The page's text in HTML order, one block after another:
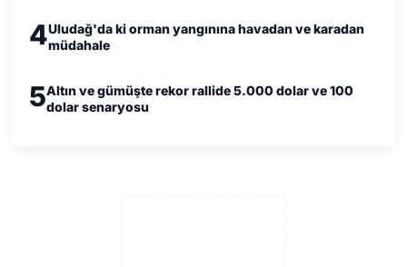
4Uludağ'da ki orman yangınına havadan ve karadan
müdahale
5Altın ve gümüşte rekor rallide 5.000 dolar ve 100
dolar senaryosu